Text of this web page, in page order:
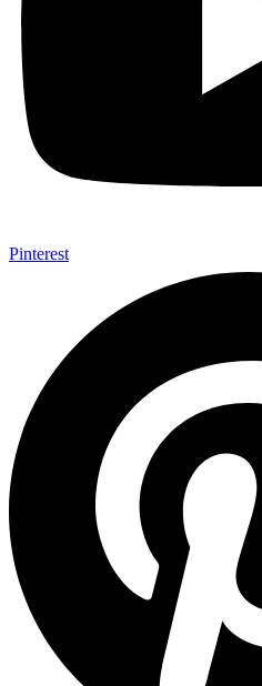
Pinterest